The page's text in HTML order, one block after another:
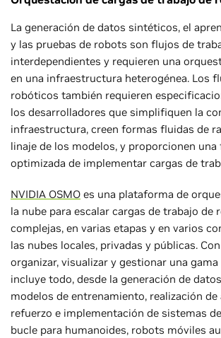
La generación de datos sintéticos, el
y las pruebas de robots son flujos de
interdependientes y requieren una
en una infraestructura heterogénea. Los
robóticos también requieren
los desarrolladores que simplifiquen la
infraestructura, creen formas fluidas de
linaje de los modelos, y proporcionen
optimizada de implementar cargas de
NVIDIA OSMO es una plataforma de
la nube para escalar cargas de trabajo de
complejas, en varias etapas y en varios
las nubes locales, privadas y públicas.
organizar, visualizar y gestionar una gama
incluye todo, desde la generación de
modelos de entrenamiento, realización de
refuerzo e implementación de sistemas
bucle para humanoides, robots móviles